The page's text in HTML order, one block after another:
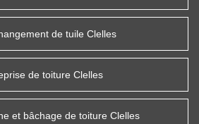
de tuile Clelles
de toiture Clelles
et bâchage de toiture Clelles